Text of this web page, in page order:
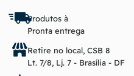
Produtos à
Pronta entrega
Retire no local, CSB 8
Lt. 7/8, Lj. 7 - Brasília - DF